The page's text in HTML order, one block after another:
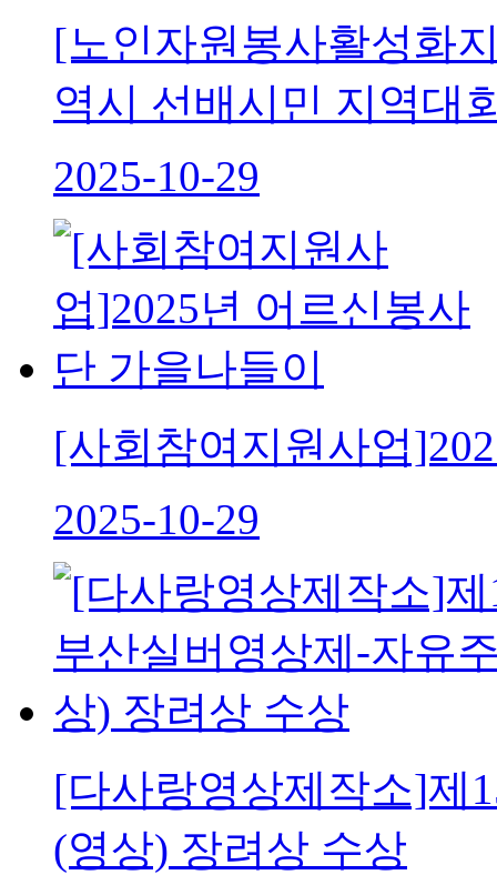
[노인자원봉사활성화
역시 선배시민 지역대
2025-10-29
[사회참여지원사업
2025-10-29
[다사랑영상제작소]제
(영상) 장려상 수상